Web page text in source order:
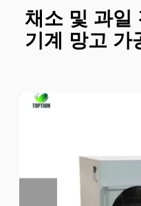
채소 및 과일
기계 망고 가